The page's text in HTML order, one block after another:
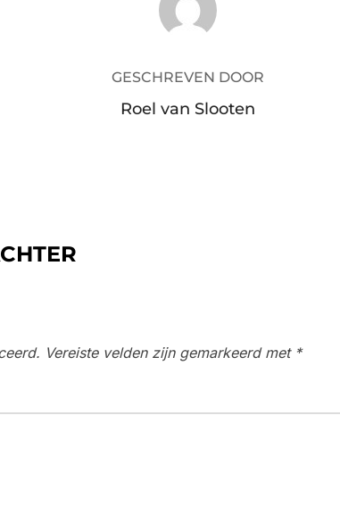
GESCHREVEN DOOR
Roel van Slooten
Vereiste velden zijn gemarkeerd met *